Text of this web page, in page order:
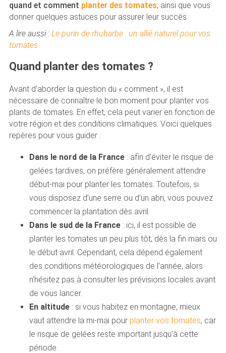
quand et comment planter des tomates, ainsi que vous
donner quelques astuces pour assurer leur succès.
A lire aussi : Le purin de rhubarbe : un allié naturel pour vos
tomates
Quand planter des tomates ?
Avant d’aborder la question du « comment », il est
nécessaire de connaître le bon moment pour planter vos
plants de tomates. En effet, cela peut varier en fonction de
votre région et des conditions climatiques. Voici quelques
repères pour vous guider :
Dans le nord de la France: afin d’éviter le risque de
gelées tardives, on préfère généralement attendre
début-mai pour planter les tomates. Toutefois, si
vous disposez d’une serre ou d’un abri, vous pouvez
commencer la plantation dès avril.
Dans le sud de la France: ici, il est possible de
planter les tomates un peu plus tôt, dès la fin mars ou
le début avril. Cependant, cela dépend également
des conditions météorologiques de l’année, alors
n’hésitez pas à consulter les prévisions locales avant
de vous lancer.
En altitude: si vous habitez en montagne, mieux
vaut attendre la mi-mai pour planter vos tomates, car
le risque de gelées reste important jusqu’à cette
période.